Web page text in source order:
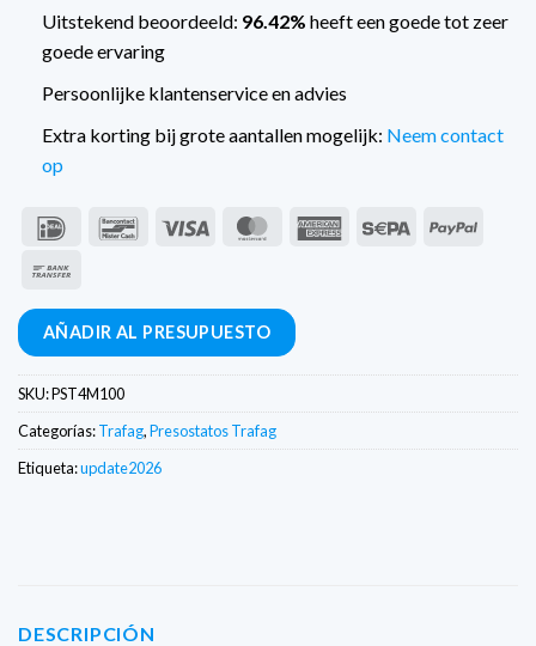
Uitstekend beoordeeld: 96.42% heeft een goede tot zeer
goede ervaring
Persoonlijke klantenservice en advies
Extra korting bij grote aantallen mogelijk: Neem contact
op
IDeal BancontactVisa MasterCardAmerican Sepa
PayPal
AÑADIR AL PRESUPUESTO
SKU:PST4M100
Categorías:Trafag,Presostatos Trafag
Etiqueta:update2026
DESCRIPCIÓN